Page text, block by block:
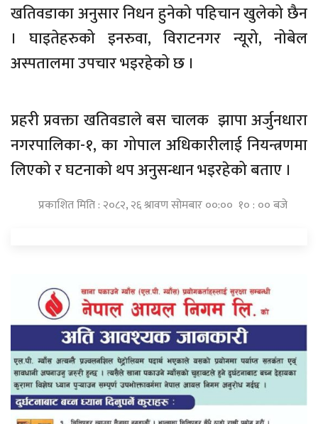
खतिवडाका अनुसार निधन हुनेको पहिचान खुलेको छैन
। घाइतेहरुको इनरुवा, विराटनगर न्यूरो, नोबेल
अस्पतालमा उपचार भइरहेको छ ।
प्रहरी प्रवक्ता खतिवडाले बस चालक झापा अर्जुनधारा
नगरपालिका-१, का गोपाल अधिकारीलाई नियन्त्रणमा
लिएको र घटनाको थप अनुसन्धान भइरहेको बताए ।
प्रकाशित मिति : २०८२, २६ श्रावण सोमबार ००:०० १० : ०० बजे